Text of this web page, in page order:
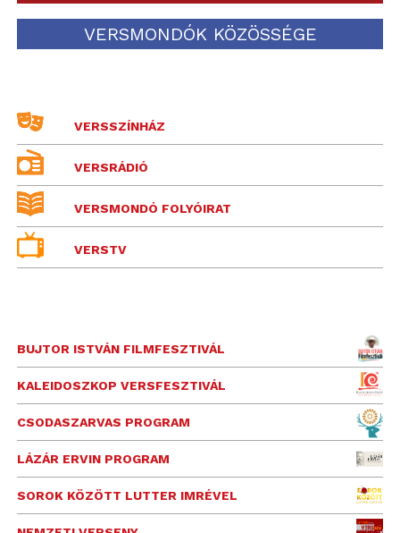
VERSMONDÓK KÖZÖSSÉGE
VERSSZÍNHÁZ
VERSRÁDIÓ
VERSMONDÓ FOLYÓIRAT
VERSTV
BUJTOR ISTVÁN FILMFESZTIVÁL
KALEIDOSZKOP VERSFESZTIVÁL
CSODASZARVAS PROGRAM
LÁZÁR ERVIN PROGRAM
SOROK KÖZÖTT LUTTER IMRÉVEL